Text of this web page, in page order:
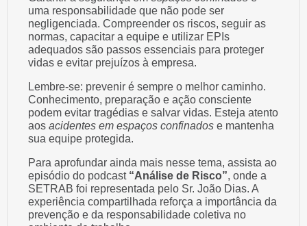
uma responsabilidade que não pode ser
negligenciada. Compreender os riscos, seguir as
normas, capacitar a equipe e utilizar EPIs
adequados são passos essenciais para proteger
vidas e evitar prejuízos à empresa.
Lembre-se: prevenir é sempre o melhor caminho.
Conhecimento, preparação e ação consciente
podem evitar tragédias e salvar vidas. Esteja atento
aos acidentes em espaços confinados e mantenha
sua equipe protegida.
Para aprofundar ainda mais nesse tema, assista ao
episódio do podcast “Análise de Risco”, onde a
SETRAB foi representada pelo Sr. João Dias. A
experiência compartilhada reforça a importância da
prevenção e da responsabilidade coletiva no